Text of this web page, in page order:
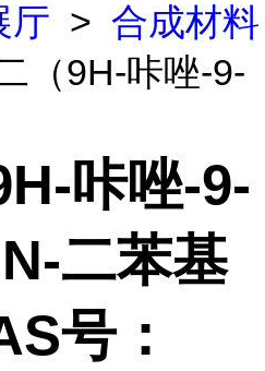
厅 > 合成材料
（9H-咔唑-9-
咔唑-9-
二苯基
号：